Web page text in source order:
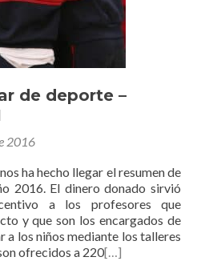
de deporte –
2016
ha hecho llegar el resumen de
2016. El dinero donado sirvió
a los profesores que
y que son los encargados de
a los niños mediante los talleres
ofrecidos a 220[…]